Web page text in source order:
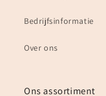
Bedrijfsinformatie
Over ons
Ons assortiment